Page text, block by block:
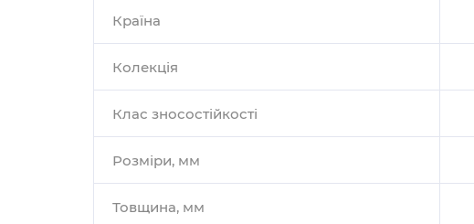
Країна
Колекція
Клас зносостійкості
Розміри, мм
Товщина, мм